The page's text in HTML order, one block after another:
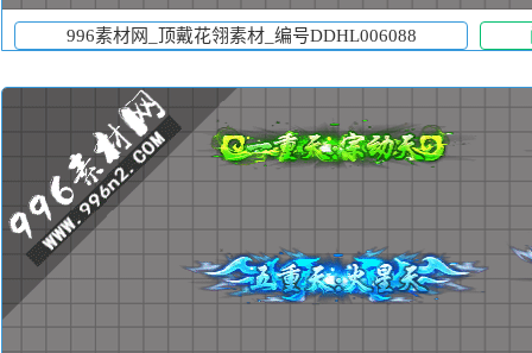
996素材网_顶戴花翎素材_编号DDHL006088